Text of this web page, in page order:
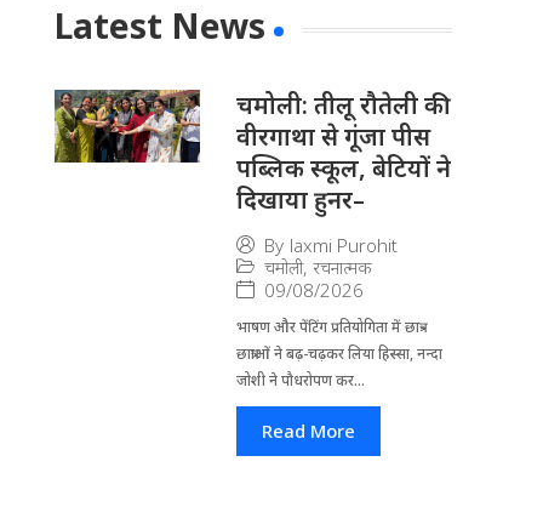
Latest News
चमोली: तीलू रौतेली की
वीरगाथा से गूंजा पीस
पब्लिक स्कूल, बेटियों ने
दिखाया हुनर–
By laxmi Purohit
चमोली, रचनात्मक
09/08/2026
भाषण और पेंटिंग प्रतियोगिता में छात्र-
छात्राओं ने बढ़-चढ़कर लिया हिस्सा, नन्दा
जोशी ने पौधरोपण कर...
Read More